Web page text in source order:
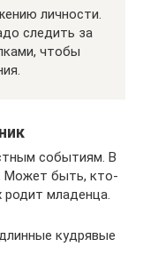
личности.
следить за
чтобы
событиям. В
Может быть, кто-
родит младенца.
кудрявые